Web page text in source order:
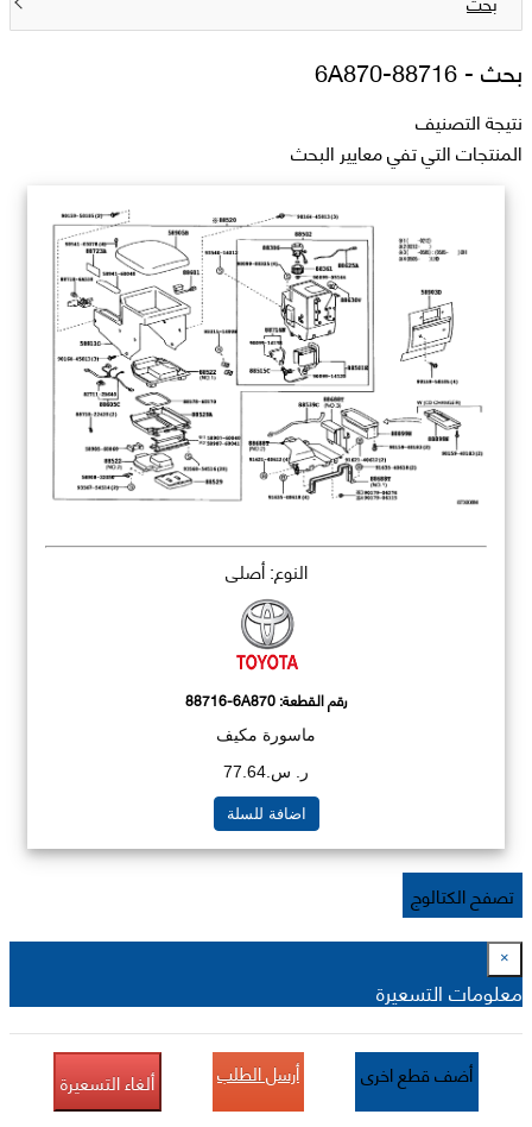
بحث -88716-6A870
نتيجة التصنيف
المنتجات التي تفي معايير البحث
النوع: أصلي
رقم القطعة:88716-6A870
ماسورة مكيف
ر. س.77.64
اضافة للسلة
تصفح الكتالوج
×
معلومات التسعيرة
أضف قطع اخرى أرسل الطلب ألغاء التسعيرة